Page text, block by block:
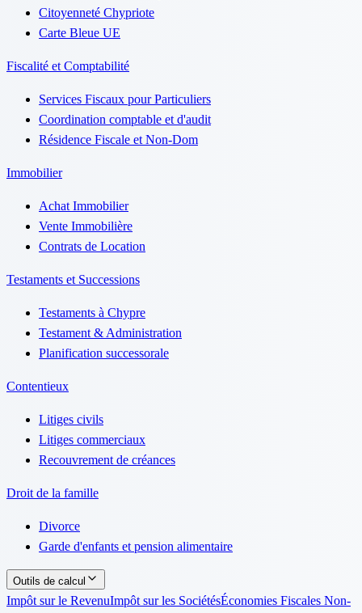
Citoyenneté Chypriote
Carte Bleue UE
Fiscalité et Comptabilité
Services Fiscaux pour Particuliers
Coordination comptable et d'audit
Résidence Fiscale et Non-Dom
Immobilier
Achat Immobilier
Vente Immobilière
Contrats de Location
Testaments et Successions
Testaments à Chypre
Testament & Administration
Planification successorale
Contentieux
Litiges civils
Litiges commerciaux
Recouvrement de créances
Droit de la famille
Divorce
Garde d'enfants et pension alimentaire
Outils de calcul
Impôt sur le RevenuImpôt sur les SociétésÉconomies Fiscales Non-